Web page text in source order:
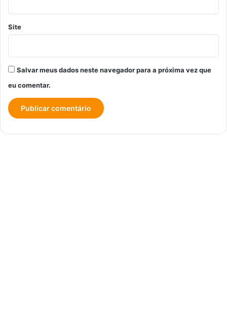
Site
Salvar meus dados neste navegador para a próxima vez que
eu comentar.